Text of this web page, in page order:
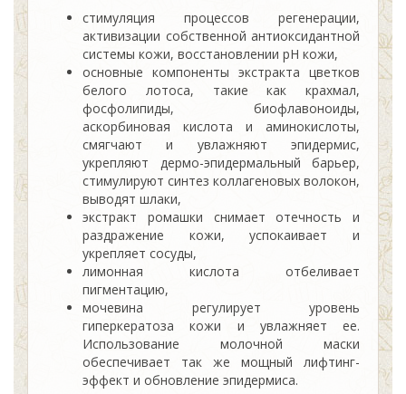
стимуляция процессов регенерации,
активизации собственной антиоксидантной
системы кожи, восстановлении pH кожи,
основные компоненты экстракта цветков
белого лотоса, такие как крахмал,
фосфолипиды, биофлавоноиды,
аскорбиновая кислота и аминокислоты,
смягчают и увлажняют эпидермис,
укрепляют дермо-эпидермальный барьер,
стимулируют синтез коллагеновых волокон,
выводят шлаки,
экстракт ромашки снимает отечность и
раздражение кожи, успокаивает и
укрепляет сосуды,
лимонная кислота отбеливает
пигментацию,
мочевина регулирует уровень
гиперкератоза кожи и увлажняет ее.
Использование молочной маски
обеспечивает так же мощный лифтинг-
эффект и обновление эпидермиса.